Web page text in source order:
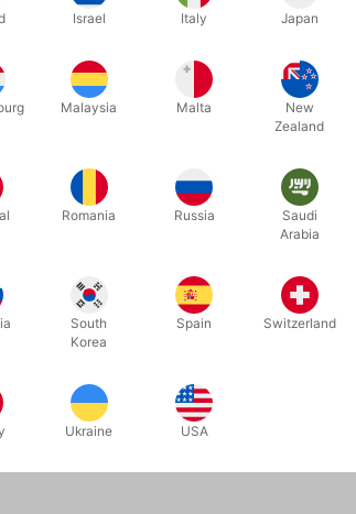
SET
JONGLERINGS-TALLERKEN
DKK 50,00
Vis varianter
Israel Italy Japan
Malaysia Malta
New
Zealand
Romania Russia
Saudi
Arabia
South
Korea
Spain Switzerland
Ukraine USA